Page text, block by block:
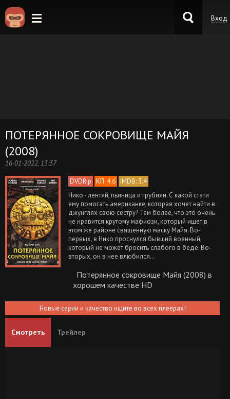
Вход
ПОТЕРЯННОЕ СОКРОВИЩЕ МАЙЯ
(2008)
16-01-2022, 13:37
DVDRip КП: 4.6 IMDB: 3.4
Нико - лентяй, пьяница и грубиян. С какой стати
ему помогать американке, которая хочет найти в
джунглях свою сестру? Тем более, что это очень
не нравится крутому мафиози, который ищет в
этом же районе священную маску Майя. Во-
первых, в Нико проснулся бывший военный,
который не может бросить слабого в беде. Во-
вторых, он в нее влюбился...
Потерянное сокровище Майя (2008) в
хорошем качестве HD
Новые серии и качество ищите во всех плеерах!
Смотреть Трейлер